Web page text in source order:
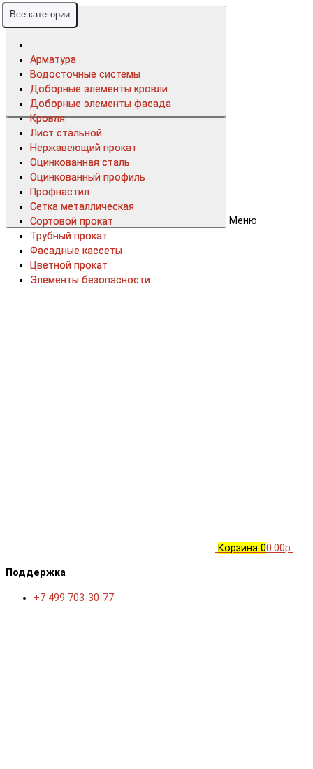
Меню
Корзина 00.00р.
Поддержка
+7 499 703-30-77
Все категории
Арматура
Водосточные системы
Доборные элементы кровли
Доборные элементы фасада
Кровля
Лист стальной
Нержавеющий прокат
Оцинкованная сталь
Оцинкованный профиль
Профнастил
Сетка металлическая
Сортовой прокат
Трубный прокат
Фасадные кассеты
Цветной прокат
Элементы безопасности
Все категории
Арматура
Водосточные системы
Доборные элементы кровли
Доборные элементы фасада
Кровля
Лист стальной
Нержавеющий прокат
Оцинкованная сталь
Оцинкованный профиль
Профнастил
Сетка металлическая
Сортовой прокат
Трубный прокат
Фасадные кассеты
Цветной прокат
Элементы безопасности